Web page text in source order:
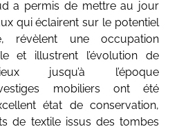
a permis de mettre au jour
qui éclairent sur le potentiel
révèlent une occupation
et illustrent l’évolution de
jusqu’à l’époque
mobiliers ont été
état de conservation,
de textile issus des tombes